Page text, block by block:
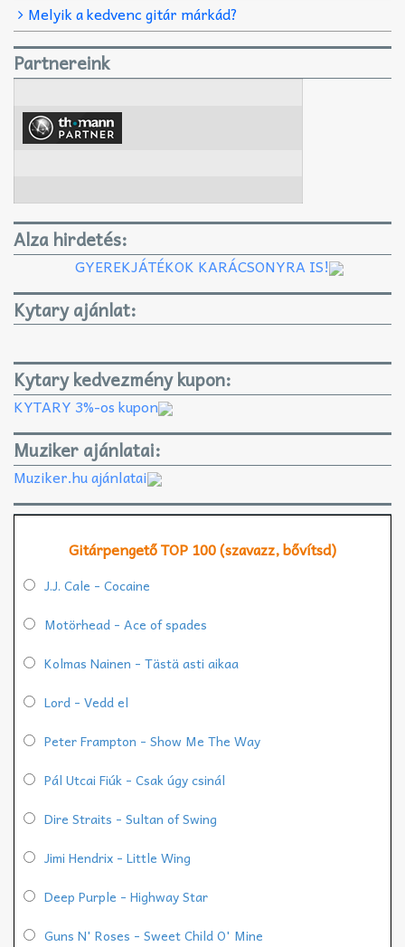
Melyik a kedvenc gitár márkád?
Partnereink
Alza hirdetés:
GYEREKJÁTÉKOK KARÁCSONYRA IS!
Kytary ajánlat:
Kytary kedvezmény kupon:
KYTARY 3%-os kupon
Muziker ajánlatai:
Muziker.hu ajánlatai
Gitárpengető TOP 100 (szavazz, bővítsd)
J.J. Cale - Cocaine
Motörhead - Ace of spades
Kolmas Nainen - Tästä asti aikaa
Lord - Vedd el
Peter Frampton - Show Me The Way
Pál Utcai Fiúk - Csak úgy csinál
Dire Straits - Sultan of Swing
Jimi Hendrix - Little Wing
Deep Purple - Highway Star
Guns N' Roses - Sweet Child O' Mine